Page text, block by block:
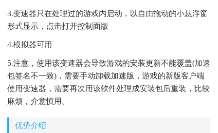
3.变速器只在处理过的游戏内启动，以自由拖动的小悬浮窗
形式显示，点击打开控制面版
4.模拟器可用
5.注意，使用该变速器会导致游戏的安装更新不能覆盖(加速
包签名不一致)，需要手动卸载加速版，游戏的新版客户端
使用变速器，需要再次用该软件处理成安装包后重装，比较
麻烦，介意慎用。
优势介绍